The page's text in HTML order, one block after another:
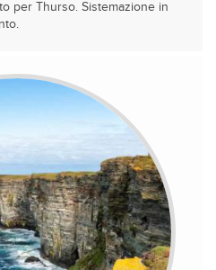
per Thurso. Sistemazione in